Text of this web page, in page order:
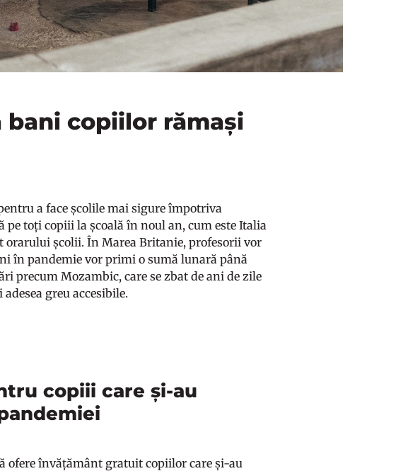
copiilor rămași
a face școlile mai sigure împotriva
pe toți copiii la școală în noul an, cum este Italia
școlii. În Marea Britanie, profesorii vor
în pandemie vor primi o sumă lunară până
precum Mozambic, care se zbat de ani de zile
greu accesibile.
copiii care și-au
învățământ gratuit copiilor care și-au